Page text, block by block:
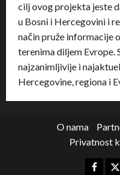
cilj ovog projekta jeste
u Bosni i Hercegovini i
način pruže informacije
terenima diljem Evrope.
najzanimljivije i
Hercegovine, regiona i
O nama
Privatnost